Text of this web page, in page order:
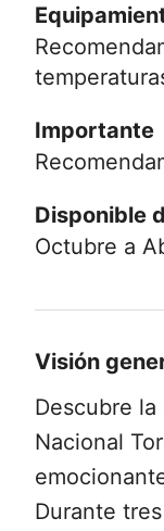
Importante
Disponible
Octubre a
Visión
Descubre
Nacional
Durante